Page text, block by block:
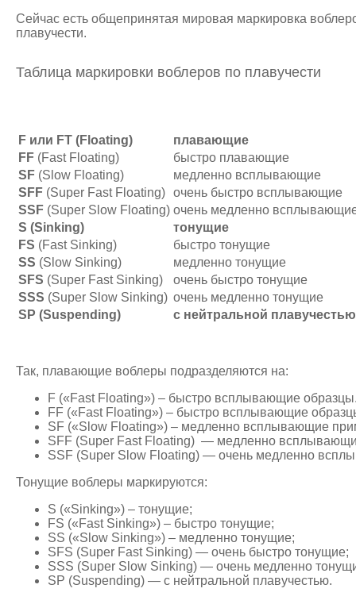
Сейчас есть общепринятая мировая маркировка
плавучести.
Таблица маркировки воблеров по плавучести
F или FT (Floating)
плавающие
FF (Fast Floating)
быстро плавающие
SF (Slow Floating)
медленно всплывающие
SFF (Super Fast Floating) очень быстро всплывающие
SSF (Super Slow Floating) очень медленно
S (Sinking)
тонущие
FS (Fast Sinking)
быстро тонущие
SS (Slow Sinking)
медленно тонущие
SFS (Super Fast Sinking)
очень быстро тонущие
SSS (Super Slow Sinking) очень медленно тонущие
SP (Suspending)
с нейтральной
Так, плавающие воблеры подразделяются на:
F («Fast Floating») – быстро всплывающие
FF («Fast Floating») – быстро всплывающие
SF («Slow Floating») – медленно всплывающие
SFF (Super Fast Floating) — медленно
SSF (Super Slow Floating) — очень медленно
Тонущие воблеры маркируются:
S («Sinking») – тонущие;
FS («Fast Sinking») – быстро тонущие;
SS («Slow Sinking») – медленно тонущие;
SFS (Super Fast Sinking) — очень быстро тонущие;
SSS (Super Slow Sinking) — очень медленно
SP (Suspending) — с нейтральной плавучестью.